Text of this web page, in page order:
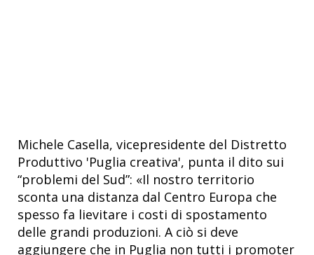
Michele Casella, vicepresidente del Distretto
Produttivo 'Puglia creativa', punta il dito sui
“problemi del Sud”: «Il nostro territorio
sconta una distanza dal Centro Europa che
spesso fa lievitare i costi di spostamento
delle grandi produzioni. A ciò si deve
aggiungere che in Puglia non tutti i promoter